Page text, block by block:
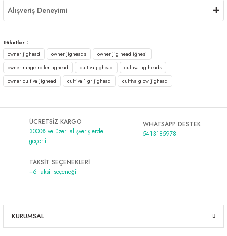
Alışveriş Deneyimi
Etiketler :
owner jighead
owner jigheads
owner jig head iğnesi
owner range roller jighead
cultiva jighead
cultiva jig heads
owner cultiva jighead
cultiva 1 gr jighead cultiva glow jighead
ÜCRETSİZ KARGO
3000₺ ve üzeri alışverişlerde
geçerli
WHATSAPP DESTEK
5413185978
TAKSİT SEÇENEKLERİ
+6 taksit seçeneği
KURUMSAL